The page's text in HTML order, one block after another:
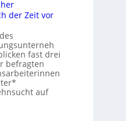
der Zeit vor
fast drei
befragten
auf